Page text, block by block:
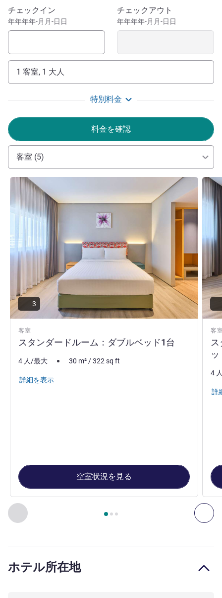
イビススタイルズドバイジュメイラは、ドバイ国際空港か
らわずか 12 kmの場所にあり、ドバイワールドトレードセ
ンター、ジュメイラモスク、ブルジュハリファタワー、エ
も観光名所に簡単にもアクセスできます。 次のような多
くのショッピングエリアは、車ですぐの場所にあります。
伝統的なデイラスーク、印象的なドバイモール、格安のお
にしたワフィシティの高級ブティック。または、豪華な地
Marhaba! Our team at ibis Styles Jumeira is all ready to
welcome you and make your visit extra memorable. At the
crossroads of Dubai's traditional souks and modern
skyscrapers, the hotel provides easy access to best
attractions in this extraordinary city.
Samir Arora ホテル経営
このホテルを予約
チェックイン
年年年年-月月-日日
チェックアウト
年年年年-月月-日日
1 客室, 1 大人
特別料金
料金を確認
客室 (5)
前に戻る - 客室 次
3ページ中 , 客室 1 : スタンダードルーム：ダブル
客室
スタンダードルーム：ダブルベッド1台
詳細を表示
3
4 人/最大 30 m²/322sq ft
詳細を表示
空室状況を見る
客
詳細
4
詳
ホテル所在地